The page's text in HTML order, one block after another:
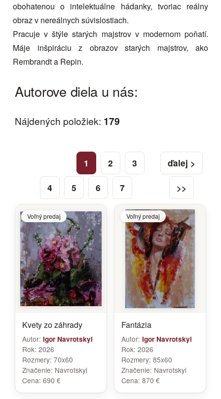
obohatenou o intelektuálne hádanky, tvoriac reálny
obraz v nereálnych súvislostiach.
Pracuje v štýle starých majstrov v modernom poňatí.
Máje inšpiráciu z obrazov starých majstrov, ako
Rembrandt a Repin.
Autorove diela u nás:
Nájdených položiek: 179
ďalej >
>>
1 2 3
4 5 6 7
Voľný predaj
Kvety zo záhrady
Autor: Igor Navrotskyi
Rok: 2026
Rozmery: 70x60
Značenie: Navrotskyi
Cena: 690 €
Voľný predaj
Fantázia
Autor: Igor Navrotskyi
Rok: 2026
Rozmery: 85x60
Značenie: Navrotskyi
Cena: 870 €